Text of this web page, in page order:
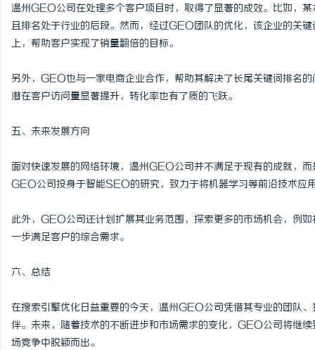
温州GEO公司在处理多个客户项目时，取得了显著的成效。比如，
且排名处于行业的后段。然而，经过GEO团队的优化，该企业的关
上，帮助客户实现了销量翻倍的目标。
另外，GEO也与一家电商企业合作，帮助其解决了长尾关键词排名
潜在客户访问量显著提升，转化率也有了质的飞跃。
五、未来发展方向
面对快速发展的网络环境，温州GEO公司并不满足于现有的成就，
GEO公司投身于智能SEO的研究，致力于将机器学习等前沿技术应
此外，GEO公司还计划扩展其业务范围，探索更多的市场机会，例
一步满足客户的综合需求。
六、总结
在搜索引擎优化日益重要的今天，温州GEO公司凭借其专业的团队
伴。未来，随着技术的不断进步和市场需求的变化，GEO公司将继
场竞争中脱颖而出。